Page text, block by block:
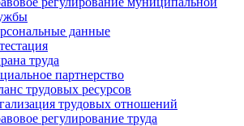
данные
труда
партнерство
трудовых ресурсов
трудовых отношений
регулирование труда